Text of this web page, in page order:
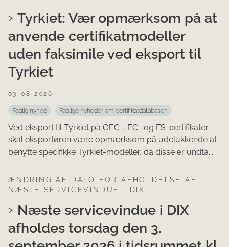
Tyrkiet: Vær opmærksom på at
anvende certifikatmodeller
uden faksimile ved eksport til
Tyrkiet
03-08-2026
Faglig nyhed Faglige nyheder om certifikatdatabasen
Ved eksport til Tyrkiet på OEC-, EC- og FS-certifikater
skal eksportøren være opmærksom på udelukkende at
benytte specifikke Tyrkiet-modeller, da disse er undta...
ÆNDRING AF DATO FOR AFHOLDELSE AF
NÆSTE SERVICEVINDUE I DIX
Næste servicevindue i DIX
afholdes torsdag den 3.